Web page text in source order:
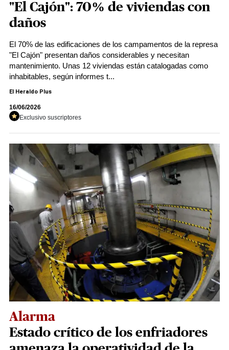
"El Cajón": 70% de viviendas con
daños
El 70% de las edificaciones de los campamentos de la represa
"El Cajón" presentan daños considerables y necesitan
mantenimiento. Unas 12 viviendas están catalogadas como
inhabitables, según informes t...
El Heraldo Plus
16/06/2026
Exclusivo suscriptores
Alarma
Estado crítico de los enfriadores